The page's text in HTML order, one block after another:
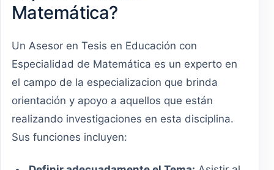
Matemática?
Un Asesor en Tesis en Educación con
Especialidad de Matemática es un experto en
el campo de la especializacion que brinda
orientación y apoyo a aquellos que están
realizando investigaciones en esta disciplina.
Sus funciones incluyen: